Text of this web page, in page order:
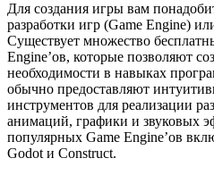
Для создания игры вам
разработки игр (Game Engine)
Существует множество
Engine’ов, которые позволяют
необходимости в навыках
обычно предоставляют
инструментов для реализации
анимаций, графики и звуковых
популярных Game Engine’ов
Godot и Construct.